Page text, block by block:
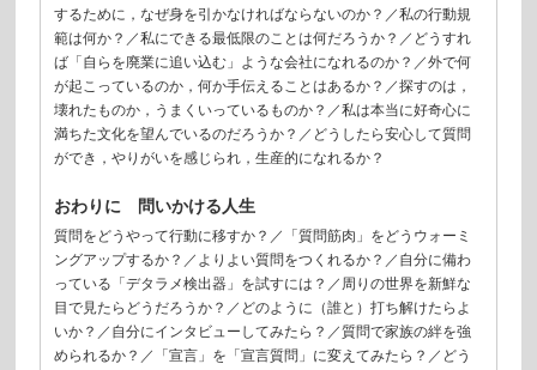
するために，なぜ身を引かなければならないのか？／私の行動規
範は何か？／私にできる最低限のことは何だろうか？／どうすれ
ば「自らを廃業に追い込む」ような会社になれるのか？／外で何
が起こっているのか，何か手伝えることはあるか？／探すのは，
壊れたものか，うまくいっているものか？／私は本当に好奇心に
満ちた文化を望んでいるのだろうか？／どうしたら安心して質問
ができ，やりがいを感じられ，生産的になれるか？
おわりに 問いかける人生
質問をどうやって行動に移すか？／「質問筋肉」をどうウォーミ
ングアップするか？／よりよい質問をつくれるか？／自分に備わ
っている「デタラメ検出器」を試すには？／周りの世界を新鮮な
目で見たらどうだろうか？／どのように（誰と）打ち解けたらよ
いか？／自分にインタビューしてみたら？／質問で家族の絆を強
められるか？／「宣言」を「宣言質問」に変えてみたら？／どう